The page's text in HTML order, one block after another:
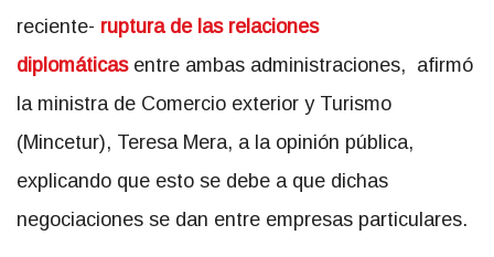
reciente- ruptura de las relaciones
diplomáticasentre ambas administraciones, afirmó
la ministra de Comercio exterior y Turismo
(Mincetur), Teresa Mera, a la opinión pública,
explicando que esto se debe a que dichas
negociaciones se dan entre empresas particulares.